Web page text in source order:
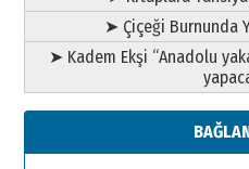
➤ Çiçeği Burnunda
➤ Kadem Ekşi “Anadolu